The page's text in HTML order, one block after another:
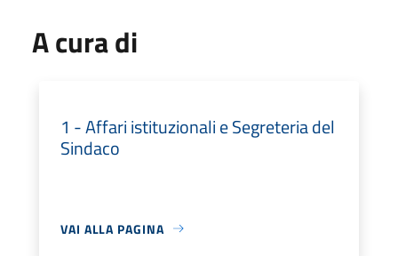
A cura di
1 - Affari istituzionali e Segreteria del
Sindaco
VAI ALLA PAGINA